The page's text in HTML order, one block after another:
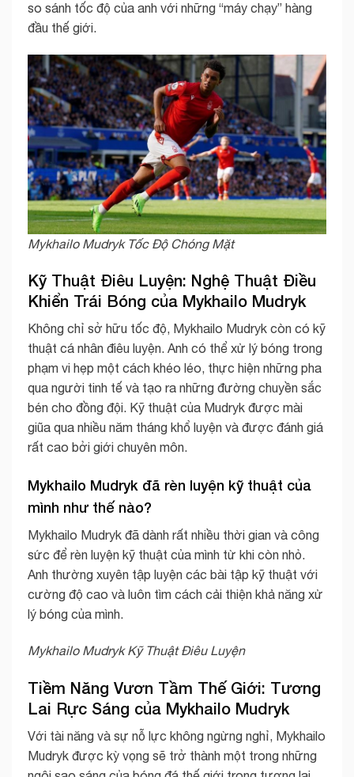
so sánh tốc độ của anh với những “máy chạy” hàng
đầu thế giới.
Mykhailo Mudryk Tốc Độ Chóng Mặt
Kỹ Thuật Điêu Luyện: Nghệ Thuật Điều
Khiển Trái Bóng của Mykhailo Mudryk
Không chỉ sở hữu tốc độ, Mykhailo Mudryk còn có kỹ
thuật cá nhân điêu luyện. Anh có thể xử lý bóng trong
phạm vi hẹp một cách khéo léo, thực hiện những pha
qua người tinh tế và tạo ra những đường chuyền sắc
bén cho đồng đội. Kỹ thuật của Mudryk được mài
giũa qua nhiều năm tháng khổ luyện và được đánh giá
rất cao bởi giới chuyên môn.
Mykhailo Mudryk đã rèn luyện kỹ thuật của
mình như thế nào?
Mykhailo Mudryk đã dành rất nhiều thời gian và công
sức để rèn luyện kỹ thuật của mình từ khi còn nhỏ.
Anh thường xuyên tập luyện các bài tập kỹ thuật với
cường độ cao và luôn tìm cách cải thiện khả năng xử
lý bóng của mình.
Mykhailo Mudryk Kỹ Thuật Điêu Luyện
Tiềm Năng Vươn Tầm Thế Giới: Tương
Lai Rực Sáng của Mykhailo Mudryk
Với tài năng và sự nỗ lực không ngừng nghỉ, Mykhailo
Mudryk được kỳ vọng sẽ trở thành một trong những